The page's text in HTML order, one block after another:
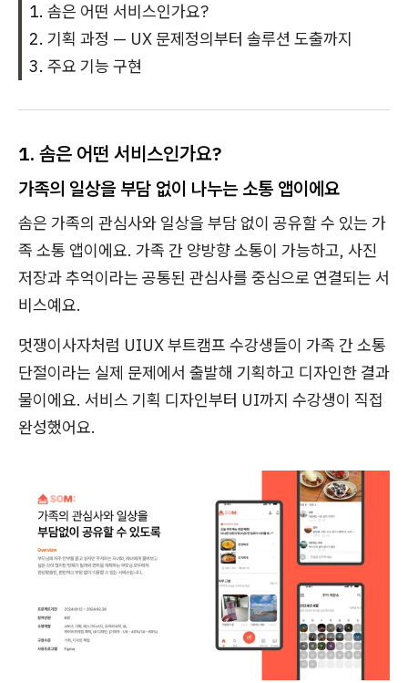
솜은 어떤 서비스인가요?
기획 과정 — UX 문제정의부터 솔루션 도출까지
주요 기능 구현
1. 솜은 어떤 서비스인가요?
가족의 일상을 부담 없이 나누는 소통 앱이에요
솜은 가족의 관심사와 일상을 부담 없이 공유할 수 있는 가
족 소통 앱이에요. 가족 간 양방향 소통이 가능하고, 사진
저장과 추억이라는 공통된 관심사를 중심으로 연결되는 서
비스예요.
멋쟁이사자처럼 UIUX 부트캠프 수강생들이 가족 간 소통
단절이라는 실제 문제에서 출발해 기획하고 디자인한 결과
물이에요. 서비스 기획 디자인부터 UI까지 수강생이 직접
완성했어요.